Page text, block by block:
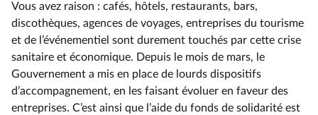
Vous avez raison : cafés, hôtels, restaurants, bars,
discothèques, agences de voyages, entreprises du tourisme
et de l’événementiel sont durement touchés par cette crise
sanitaire et économique. Depuis le mois de mars, le
Gouvernement a mis en place de lourds dispositifs
d’accompagnement, en les faisant évoluer en faveur des
entreprises. C’est ainsi que l’aide du fonds de solidarité est